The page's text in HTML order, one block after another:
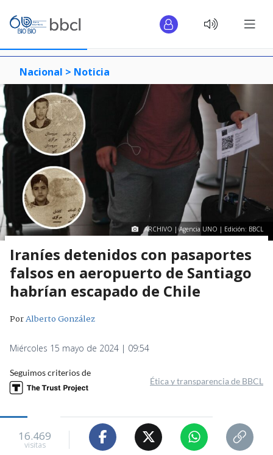
Nacional > Noticia
ARCHIVO | Agencia UNO | Edición: BBCL
Iraníes detenidos con pasaportes
falsos en aeropuerto de Santiago
habrían escapado de Chile
PorAlberto González
Miércoles 15 mayo de 2024 | 09:54
Seguimos criterios de
Ética y transparencia de BBCL
16.469
visitas